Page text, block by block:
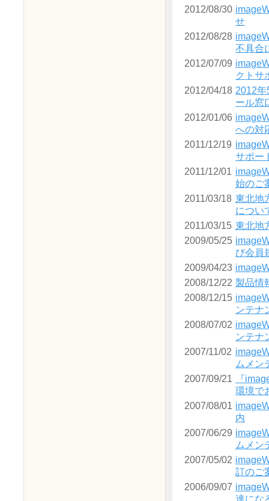
2012/08/30
せ
2012/08/28
不具合
2012/07/09
クトサ
2012/04/18 2012
ール窓
2012/01/06
への対
2011/12/19
サポー
2011/12/01
始のご
2011/03/18 東北地
につい
2011/03/15 東北地
2009/05/25
び会員
2009/04/23
2008/12/22 製品情
2008/12/15
ンテナ
2008/07/02
ンテナ
2007/11/02
ムメン
2007/09/21
『
環境で
2007/08/01
内
2007/06/29
ムメン
2007/05/02
訂のご
2006/09/07
達にな